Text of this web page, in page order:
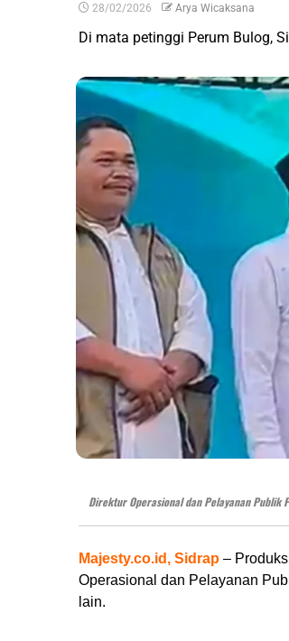
28/02/2026 Arya Wicaksana
Di mata petinggi Perum Bulog,
Direktur Operasional dan Pelayanan Publik
Majesty.co.id, Sidrap –
Operasional dan Pelayanan
lain.